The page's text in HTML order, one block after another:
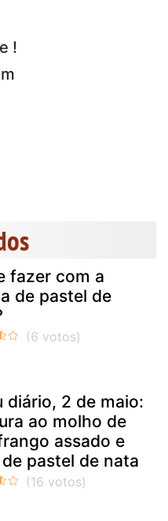
!
fazer com a
de pastel de
diário, 2 de maio:
ao molho de
assado e
pastel de nata